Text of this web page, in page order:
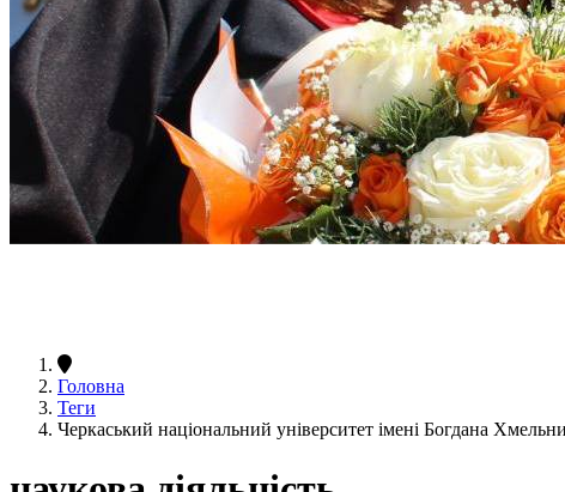
Головна
Теги
Черкаський національний університет імені Богдана